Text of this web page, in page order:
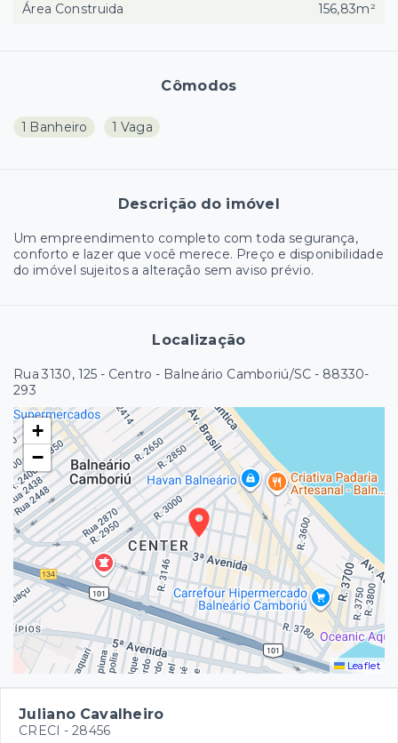
Cômodos
1 Banheiro 1 Vaga
Descrição do imóvel
Um empreendimento completo com toda segurança,
conforto e lazer que você merece. Preço e disponibilidade
do imóvel sujeitos a alteração sem aviso prévio.
Localização
Rua 3130, 125 - Centro - Balneário Camboriú/SC - 88330-
293
+
−
Leaflet
Área Construida
156,83m²
Juliano Cavalheiro
CRECI - 28456